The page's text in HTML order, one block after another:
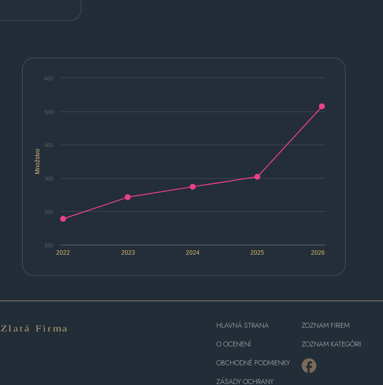
Množstvo
2022 2023 2024 2025 2026
100
200
300
400
500
600
HLAVNÁ STRANA
O OCENENÍ
OBCHODNÉ PODMIENKY
ZÁSADY OCHRANY
ZOZNAM FIRIEM
ZOZNAM KATEGÓRII